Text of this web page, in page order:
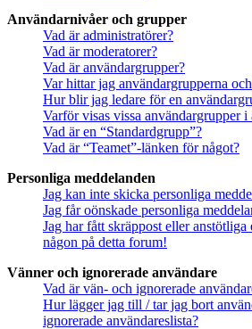
Användarnivåer och grupper
Vad är administratörer?
Vad är moderatorer?
Vad är användargrupper?
Var hittar jag användargrupperna
Hur blir jag ledare för en
Varför visas vissa användargrupper i
Vad är en “Standardgrupp”?
Vad är “Teamet”-länken för något?
Personliga meddelanden
Jag kan inte skicka personliga
Jag får oönskade personliga
Jag har fått skräppost eller anstötliga
någon på detta forum!
Vänner och ignorerade användare
Vad är vän- och ignorerade
Hur lägger jag till / tar jag bort
ignorerade användareslista?